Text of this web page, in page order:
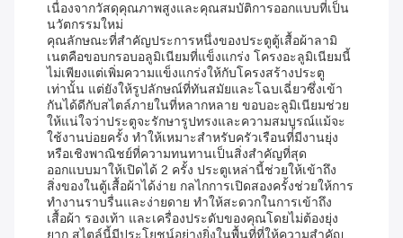
เนื่องจากวัสดุคุณภาพสูงและคุณสมบัติการออกแบบที่เป็น
นวัตกรรมใหม่
คุณลักษณะที่สำคัญประการหนึ่งของประตูตู้เสื้อผ้าลามิ
เนตคือขอบกรอบอลูมิเนียมที่แข็งแกร่ง โครงอะลูมิเนียมนี้
ไม่เพียงแต่เพิ่มความแข็งแกร่งให้กับโครงสร้างประตู
เท่านั้น แต่ยังให้รูปลักษณ์ที่ทันสมัยและโฉบเฉี่ยวซึ่งเข้า
กันได้ดีกับสไตล์ภายในที่หลากหลาย ขอบอะลูมิเนียมช่วย
ให้แน่ใจว่าประตูจะรักษารูปทรงและความสมบูรณ์แม้จะ
ใช้งานบ่อยครั้ง ทำให้เหมาะสำหรับครัวเรือนที่มีงานยุ่ง
หรือเชิงพาณิชย์ที่ความทนทานเป็นสิ่งสำคัญที่สุด
ออกแบบมาให้เปิดได้ 2 ครั้ง ประตูเหล่านี้ช่วยให้เข้าถึง
สิ่งของในตู้เสื้อผ้าได้ง่าย กลไกการเปิดสองครั้งช่วยให้การ
ทำงานราบรื่นและง่ายดาย ทำให้สะดวกในการเข้าถึง
เสื้อผ้า รองเท้า และเครื่องประดับของคุณโดยไม่ต้องยุ่ง
ยาก สไตล์นี้มีประโยชน์อย่างยิ่งในพื้นที่ที่ให้ความสำคัญ